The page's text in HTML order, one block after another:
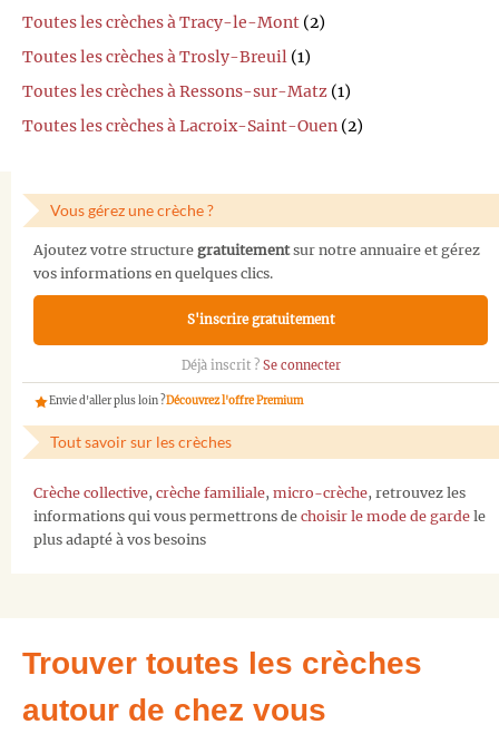
Toutes les crèches à Tracy-le-Mont (2)
Toutes les crèches à Trosly-Breuil (1)
Toutes les crèches à Ressons-sur-Matz (1)
Toutes les crèches à Lacroix-Saint-Ouen (2)
Vous gérez une crèche ?
Ajoutez votre structure gratuitementsur notre annuaire et gérez
vos informations en quelques clics.
S'inscrire gratuitement
Déjà inscrit ? Se connecter
Envie d'aller plus loin ?Découvrez l'offre Premium
Tout savoir sur les crèches
Crèche collective, crèche familiale, micro-crèche, retrouvez les
informations qui vous permettrons de choisir le mode de garde le
plus adapté à vos besoins
Trouver toutes les crèches
autour de chez vous